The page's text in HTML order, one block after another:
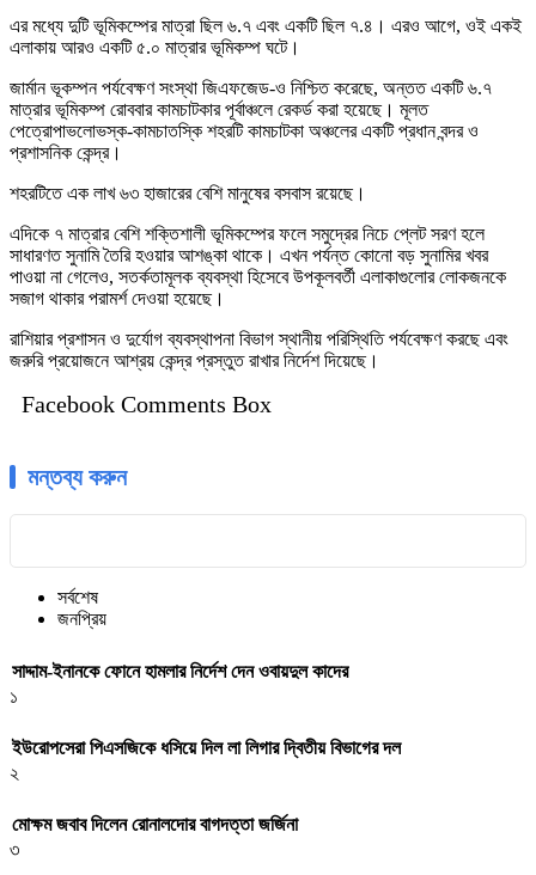
এর মধ্যে দুটি ভূমিকম্পের মাত্রা ছিল ৬.৭ এবং একটি ছিল ৭.৪। এরও আগে, ওই একই
এলাকায় আরও একটি ৫.০ মাত্রার ভূমিকম্প ঘটে।
জার্মান ভূকম্পন পর্যবেক্ষণ সংস্থা জিএফজেড-ও নিশ্চিত করেছে, অন্তত একটি ৬.৭
মাত্রার ভূমিকম্প রোববার কামচাটকার পূর্বাঞ্চলে রেকর্ড করা হয়েছে। মূলত
পেত্রোপাভলোভস্ক-কামচাতস্কি শহরটি কামচাটকা অঞ্চলের একটি প্রধান বন্দর ও
প্রশাসনিক কেন্দ্র।
শহরটিতে এক লাখ ৬৩ হাজারের বেশি মানুষের বসবাস রয়েছে।
এদিকে ৭ মাত্রার বেশি শক্তিশালী ভূমিকম্পের ফলে সমুদ্রের নিচে প্লেট সরণ হলে
সাধারণত সুনামি তৈরি হওয়ার আশঙ্কা থাকে। এখন পর্যন্ত কোনো বড় সুনামির খবর
পাওয়া না গেলেও, সতর্কতামূলক ব্যবস্থা হিসেবে উপকূলবর্তী এলাকাগুলোর লোকজনকে
সজাগ থাকার পরামর্শ দেওয়া হয়েছে।
রাশিয়ার প্রশাসন ও দুর্যোগ ব্যবস্থাপনা বিভাগ স্থানীয় পরিস্থিতি পর্যবেক্ষণ করছে এবং
জরুরি প্রয়োজনে আশ্রয় কেন্দ্র প্রস্তুত রাখার নির্দেশ দিয়েছে।
Facebook Comments Box
মন্তব্য করুন
সর্বশেষ
জনপ্রিয়
সাদ্দাম-ইনানকে ফোনে হামলার নির্দেশ দেন ওবায়দুল কাদের
১
ইউরোপসেরা পিএসজিকে ধসিয়ে দিল লা লিগার দ্বিতীয় বিভাগের দল
২
মোক্ষম জবাব দিলেন রোনালদোর বাগদত্তা জর্জিনা
৩